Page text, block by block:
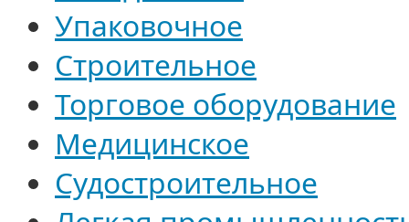
Упаковочное
Строительное
Торговое оборудование
Медицинское
Судостроительное